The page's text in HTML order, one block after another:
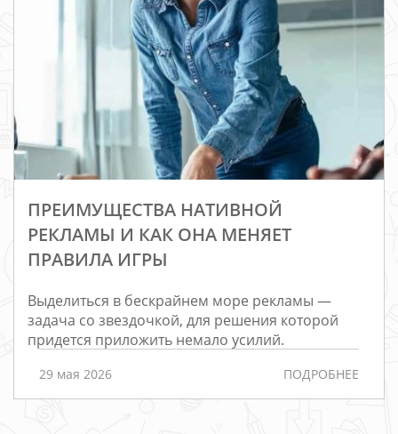
ПРЕИМУЩЕСТВА НАТИВНОЙ
РЕКЛАМЫ И КАК ОНА МЕНЯЕТ
ПРАВИЛА ИГРЫ
Выделиться в бескрайнем море рекламы —
задача со звездочкой, для решения которой
придется приложить немало усилий.
29 мая 2026 ПОДРОБНЕЕ
Редизайн
Порталы
Интернет-
магазины